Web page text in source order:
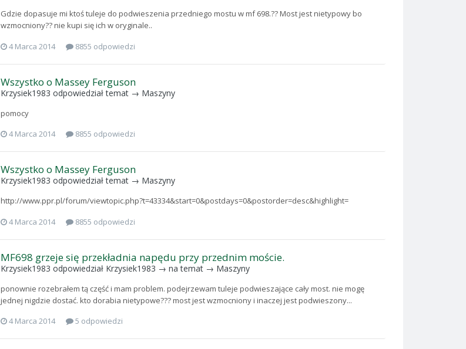
Gdzie dopasuje mi ktoś tuleje do podwieszenia przedniego mostu w mf 698.?? Most jest nietypowy bo
wzmocniony?? nie kupi się ich w oryginale..
4 Marca 2014
8855 odpowiedzi
Wszystko o Massey Ferguson
Krzysiek1983 odpowiedział temat → Maszyny
pomocy
4 Marca 2014
8855 odpowiedzi
Wszystko o Massey Ferguson
Krzysiek1983 odpowiedział temat → Maszyny
http://www.ppr.pl/forum/viewtopic.php?t=43334&start=0&postdays=0&postorder=desc&highlight=
4 Marca 2014
8855 odpowiedzi
MF698 grzeje się przekładnia napędu przy przednim moście.
Krzysiek1983 odpowiedział Krzysiek1983 → na temat → Maszyny
ponownie rozebrałem tą część i mam problem. podejrzewam tuleje podwieszające cały most. nie mogę
jednej nigdzie dostać. kto dorabia nietypowe??? most jest wzmocniony i inaczej jest podwieszony...
4 Marca 2014
5 odpowiedzi